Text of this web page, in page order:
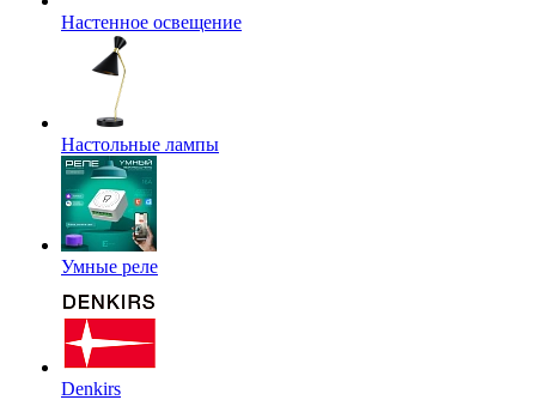
Настенное освещение
Настольные лампы
Умные реле
Denkirs